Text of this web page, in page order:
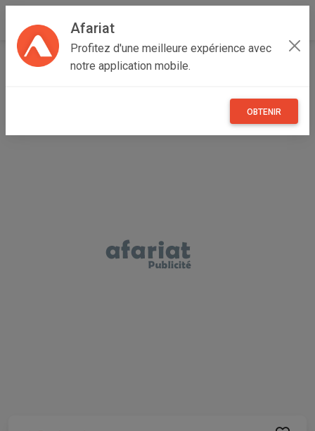
Afariat
Profitez d'une meilleure expérience avec
notre application mobile.
OBTENIR
Accueil Véhicules Majerda Béja